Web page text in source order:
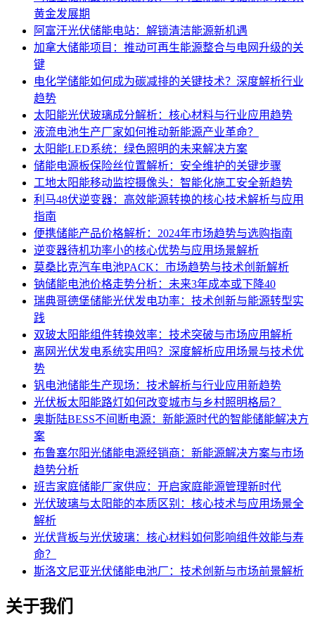
黄金发展期
阿富汗光伏储能电站：解锁清洁能源新机遇
加拿大储能项目：推动可再生能源整合与电网升级的关
键
电化学储能如何成为碳减排的关键技术？深度解析行业
趋势
太阳能光伏玻璃成分解析：核心材料与行业应用趋势
液流电池生产厂家如何推动新能源产业革命？
太阳能LED系统：绿色照明的未来解决方案
储能电源板保险丝位置解析：安全维护的关键步骤
工地太阳能移动监控摄像头：智能化施工安全新趋势
利马48伏逆变器：高效能源转换的核心技术解析与应用
指南
便携储能产品价格解析：2024年市场趋势与选购指南
逆变器待机功率小的核心优势与应用场景解析
莫桑比克汽车电池PACK：市场趋势与技术创新解析
钠储能电池价格走势分析：未来3年成本或下降40
瑞典哥德堡储能光伏发电功率：技术创新与能源转型实
践
双玻太阳能组件转换效率：技术突破与市场应用解析
离网光伏发电系统实用吗？深度解析应用场景与技术优
势
钒电池储能生产现场：技术解析与行业应用新趋势
光伏板太阳能路灯如何改变城市与乡村照明格局？
奥斯陆BESS不间断电源：新能源时代的智能储能解决方
案
布鲁塞尔阳光储能电源经销商：新能源解决方案与市场
趋势分析
班吉家庭储能厂家供应：开启家庭能源管理新时代
光伏玻璃与太阳能的本质区别：核心技术与应用场景全
解析
光伏背板与光伏玻璃：核心材料如何影响组件效能与寿
命？
斯洛文尼亚光伏储能电池厂：技术创新与市场前景解析
关于我们